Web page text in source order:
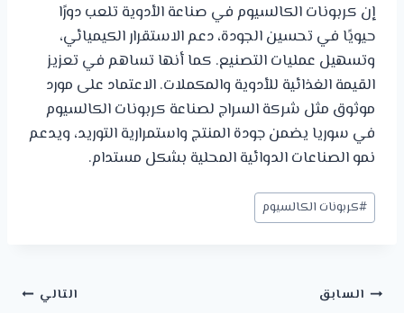
إن كربونات الكالسيوم في صناعة الأدوية تلعب دورًا
حيويًا في تحسين الجودة، دعم الاستقرار الكيميائي،
وتسهيل عمليات التصنيع. كما أنها تساهم في تعزيز
القيمة الغذائية للأدوية والمكملات. الاعتماد على مورد
موثوق مثل شركة السراج لصناعة كربونات الكالسيوم
في سوريا يضمن جودة المنتج واستمرارية التوريد، ويدعم
نمو الصناعات الدوائية المحلية بشكل مستدام.
#كربونات الكالسيوم
السابق التالي